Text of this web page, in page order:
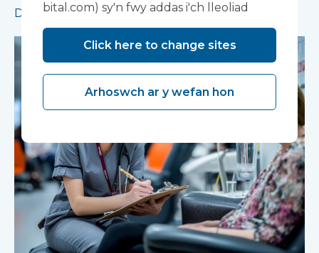
Darllen mwy
bital.com) sy'n fwy addas i'ch lleoliad
Click here to change sites
Arhoswch ar y wefan hon